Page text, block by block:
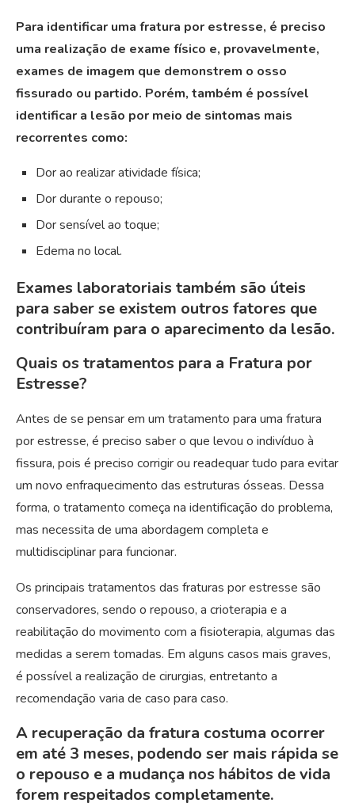
Para identificar uma fratura por estresse, é preciso
uma realização de exame físico e, provavelmente,
exames de imagem que demonstrem o osso
fissurado ou partido. Porém, também é possível
identificar a lesão por meio de sintomas mais
recorrentes como:
Dor ao realizar atividade física;
Dor durante o repouso;
Dor sensível ao toque;
Edema no local.
Exames laboratoriais também são úteis
para saber se existem outros fatores que
contribuíram para o aparecimento da lesão.
Quais os tratamentos para a Fratura por
Estresse?
Antes de se pensar em um tratamento para uma fratura
por estresse, é preciso saber o que levou o indivíduo à
fissura, pois é preciso corrigir ou readequar tudo para evitar
um novo enfraquecimento das estruturas ósseas. Dessa
forma, o tratamento começa na identificação do problema,
mas necessita de uma abordagem completa e
multidisciplinar para funcionar.
Os principais tratamentos das fraturas por estresse são
conservadores, sendo o repouso, a crioterapia e a
reabilitação do movimento com a fisioterapia, algumas das
medidas a serem tomadas. Em alguns casos mais graves,
é possível a realização de cirurgias, entretanto a
recomendação varia de caso para caso.
A recuperação da fratura costuma ocorrer
em até 3 meses, podendo ser mais rápida se
o repouso e a mudança nos hábitos de vida
forem respeitados completamente.